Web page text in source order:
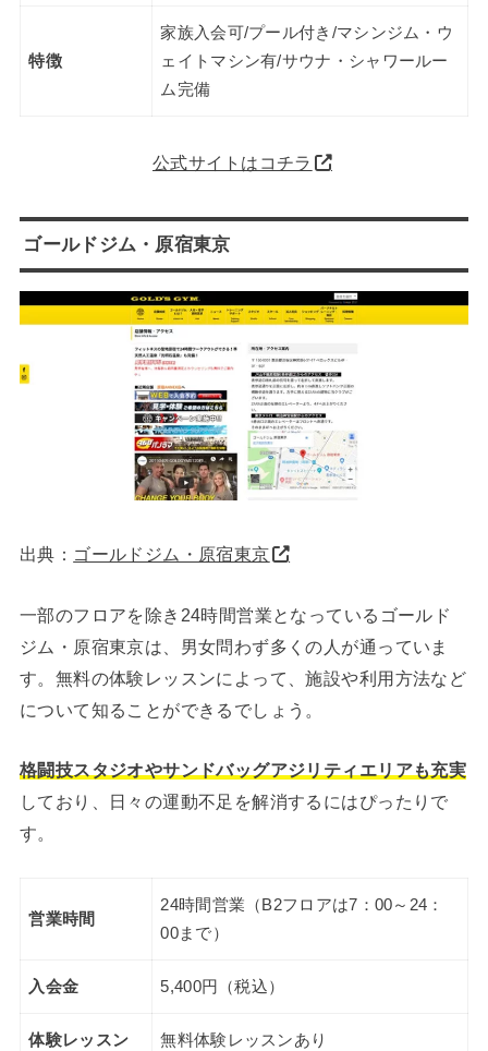
特徴
家族入会可/プール付き/マシンジム・ウ
ェイトマシン有/サウナ・シャワールー
ム完備
公式サイトはコチラ
ゴールドジム・原宿東京
出典： ゴールドジム・原宿東京
一部のフロアを除き24時間営業となっているゴールド
ジム・原宿東京は、男女問わず多くの人が通っていま
す。無料の体験レッスンによって、施設や利用方法など
について知ることができるでしょう。
格闘技スタジオやサンドバッグアジリティエリアも充実
しており、日々の運動不足を解消するにはぴったりで
す。
営業時間
24時間営業（B2フロアは7：00～24：
00まで）
入会金 5,400円（税込）
体験レッスン 無料体験レッスンあり